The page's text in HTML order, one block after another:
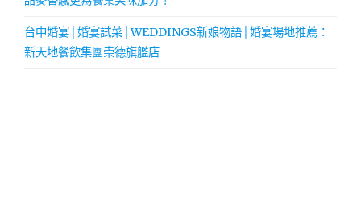
台中婚宴│婚宴試菜│WEDDINGS新娘物語│婚宴場地推薦：
新天地餐飲集團崇德旗艦店